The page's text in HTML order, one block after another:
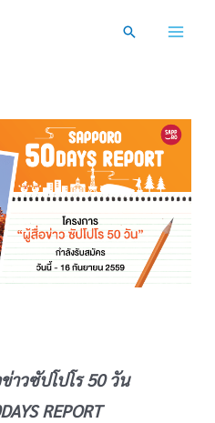
Search
าวซัปโปโร 50 วัน
REPORT